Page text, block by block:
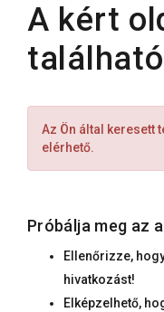
A kért
található
Az Ön által keresett
elérhető.
Próbálja meg az
Ellenőrizze,
hivatkozást!
Elképzelhető,